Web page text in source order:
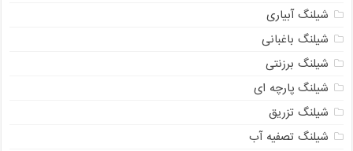
شیلنگ آبیاری
شیلنگ باغبانی
شیلنگ برزنتی
شیلنگ پارچه ای
شیلنگ تزریق
شیلنگ تصفیه آب